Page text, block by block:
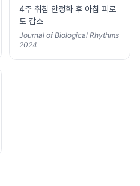
4주 취침 안정화 후 아침 피로
도 감소
Journal of Biological Rhythms
2024